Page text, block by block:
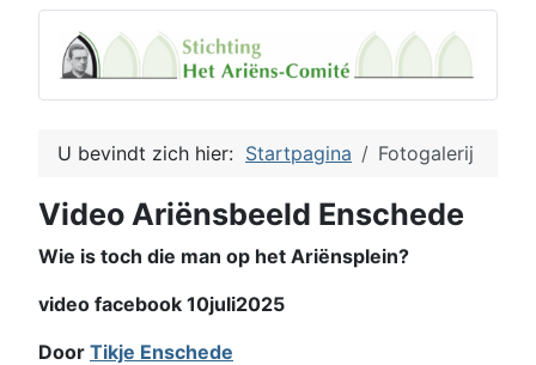
U bevindt zich hier: Startpagina Fotogalerij
Video Ariënsbeeld Enschede
Wie is toch die man op het Ariënsplein?
video facebook 10juli2025
Door Tikje Enschede